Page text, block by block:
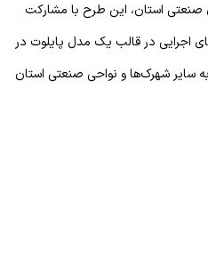
استان، این طرح با مشارکت
در قالب یک مدل پایلوت در
سایر شهرک‌ها و نواحی صنعتی استان